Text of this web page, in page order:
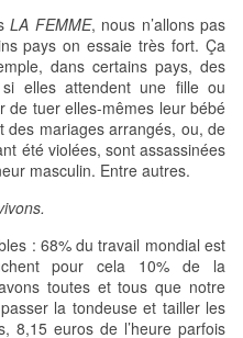
LA FEMME, nous n’allons pas
pays on essaie très fort. Ça
dans certains pays, des
elles attendent une fille ou
de tuer elles-mêmes leur bébé
des mariages arrangés, ou, de
été violées, sont assassinées
masculin. Entre autres.
survivons.
: 68% du travail mondial est
pour cela 10% de la
toutes et tous que notre
la tondeuse et tailler les
8,15 euros de l’heure parfois